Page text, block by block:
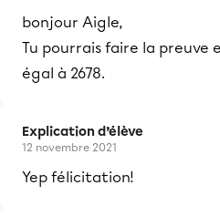
bonjour Aigle,
Tu pourrais faire la preuve
égal à 2678.
Explication d’élève
12 novembre 2021
Yep félicitation!